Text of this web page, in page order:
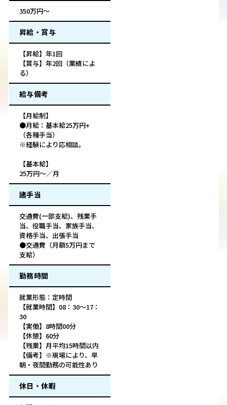
350万円～
昇給・賞与
【昇給】年1回
【賞与】年2回（業績によ
る）
給与備考
【月給制】
●月給：基本給25万円+
（各種手当）
※経験により応相談。
【基本給】
25万円～／月
諸手当
交通費(一部支給)、残業手
当、役職手当、家族手当、
資格手当、出張手当
●交通費（月額5万円まで
支給）
勤務時間
就業形態：定時間
【就業時間】08：30～17：
30
【実働】8時間00分
【休憩】60分
【残業】月平均15時間以内
【備考】※現場により、早
朝・夜間勤務の可能性あり
休日・休暇